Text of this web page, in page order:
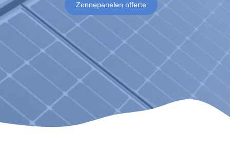
Zonnepanelen offerte